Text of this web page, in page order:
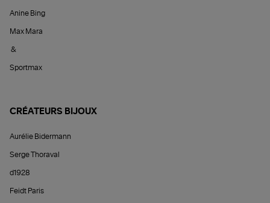
Anine Bing
Max Mara
&
Sportmax
CRÉATEURS BIJOUX
Aurélie Bidermann
Serge Thoraval
d1928
Feidt Paris